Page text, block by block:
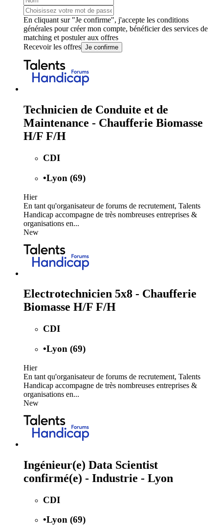
En cliquant sur "Je confirme", j'accepte les conditions
générales pour créer mon compte, bénéficier des services de
matching et postuler aux offres
Recevoir les offres Je confirme
Technicien de Conduite et de
Maintenance - Chaufferie Biomasse
H/F F/H
CDI
•Lyon (69)
Hier
En tant qu'organisateur de forums de recrutement, Talents
Handicap accompagne de très nombreuses entreprises &
organisations en...
New
Electrotechnicien 5x8 - Chaufferie
Biomasse H/F F/H
CDI
•Lyon (69)
Hier
En tant qu'organisateur de forums de recrutement, Talents
Handicap accompagne de très nombreuses entreprises &
organisations en...
New
Ingénieur(e) Data Scientist
confirmé(e) - Industrie - Lyon
CDI
•Lyon (69)